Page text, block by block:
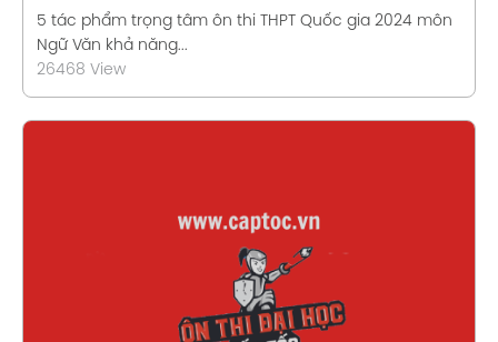
5 tác phẩm trọng tâm ôn thi THPT Quốc gia 2024 môn
Ngữ Văn khả năng...
26468 View
Xem chi tiết